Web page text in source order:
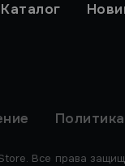
Каталог
Все права